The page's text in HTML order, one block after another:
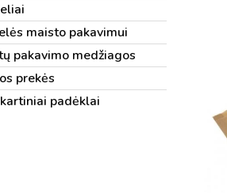
maisto pakavimui
pakavimo medžiagos
prekės
padėklai